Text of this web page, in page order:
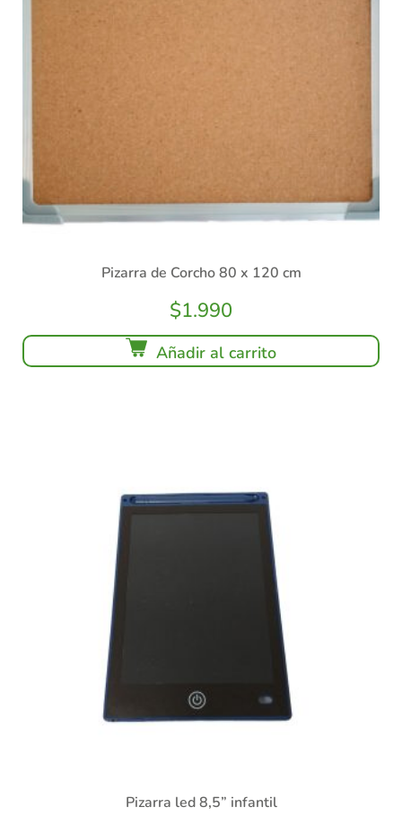
Pizarra de Corcho 80 x 120 cm
$1.990
Añadir al carrito
Pizarra led 8,5” infantil